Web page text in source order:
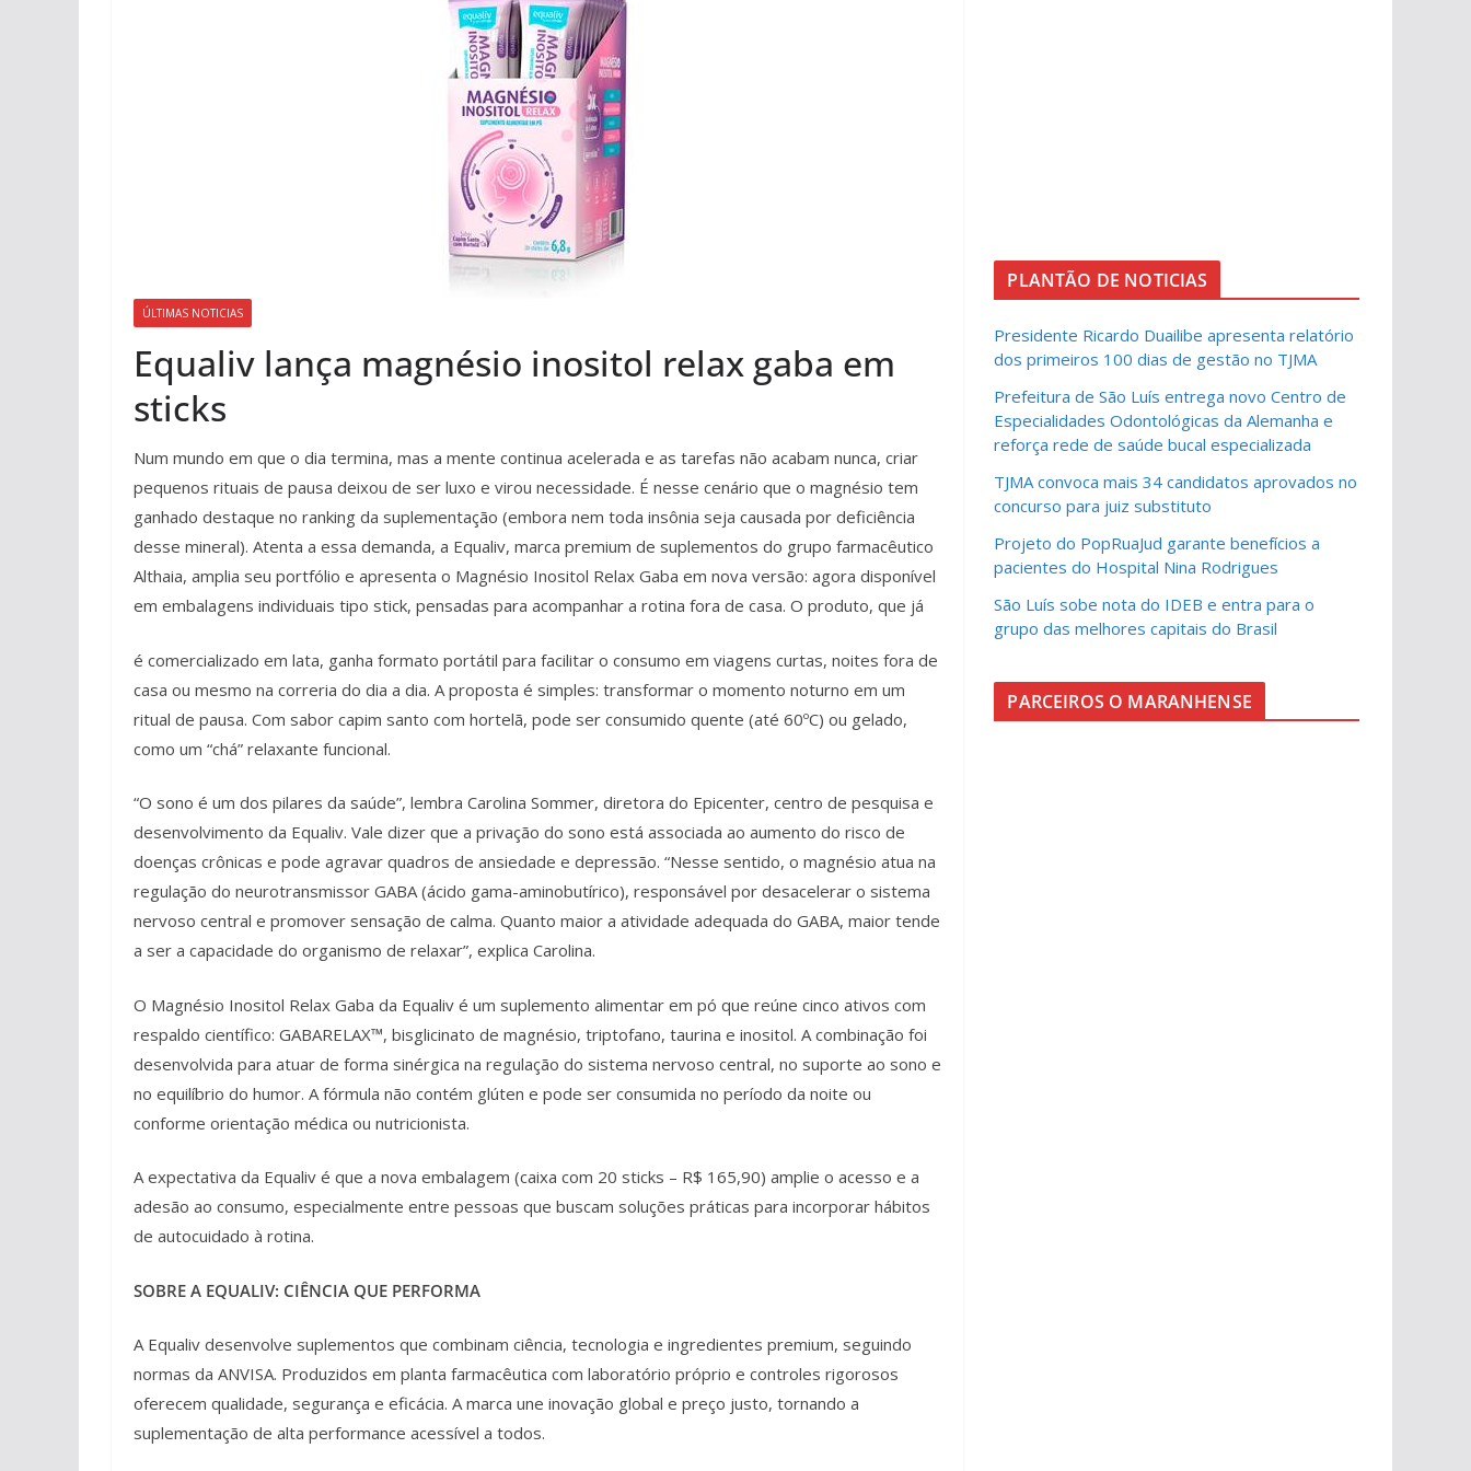
ÚLTIMAS NOTICIAS
Equaliv lança magnésio inositol relax gaba em
sticks
Num mundo em que o dia termina, mas a mente continua acelerada e as tarefas não acabam nunca, criar
pequenos rituais de pausa deixou de ser luxo e virou necessidade. É nesse cenário que o magnésio tem
ganhado destaque no ranking da suplementação (embora nem toda insônia seja causada por deficiência
desse mineral). Atenta a essa demanda, a Equaliv, marca premium de suplementos do grupo farmacêutico
Althaia, amplia seu portfólio e apresenta o Magnésio Inositol Relax Gaba em nova versão: agora disponível
em embalagens individuais tipo stick, pensadas para acompanhar a rotina fora de casa. O produto, que já
é comercializado em lata, ganha formato portátil para facilitar o consumo em viagens curtas, noites fora de
casa ou mesmo na correria do dia a dia. A proposta é simples: transformar o momento noturno em um
ritual de pausa. Com sabor capim santo com hortelã, pode ser consumido quente (até 60ºC) ou gelado,
como um “chá” relaxante funcional.
“O sono é um dos pilares da saúde”, lembra Carolina Sommer, diretora do Epicenter, centro de pesquisa e
desenvolvimento da Equaliv. Vale dizer que a privação do sono está associada ao aumento do risco de
doenças crônicas e pode agravar quadros de ansiedade e depressão. “Nesse sentido, o magnésio atua na
regulação do neurotransmissor GABA (ácido gama-aminobutírico), responsável por desacelerar o sistema
nervoso central e promover sensação de calma. Quanto maior a atividade adequada do GABA, maior tende
a ser a capacidade do organismo de relaxar”, explica Carolina.
O Magnésio Inositol Relax Gaba da Equaliv é um suplemento alimentar em pó que reúne cinco ativos com
respaldo científico: GABARELAX™, bisglicinato de magnésio, triptofano, taurina e inositol. A combinação foi
desenvolvida para atuar de forma sinérgica na regulação do sistema nervoso central, no suporte ao sono e
no equilíbrio do humor. A fórmula não contém glúten e pode ser consumida no período da noite ou
conforme orientação médica ou nutricionista.
A expectativa da Equaliv é que a nova embalagem (caixa com 20 sticks – R$ 165,90) amplie o acesso e a
adesão ao consumo, especialmente entre pessoas que buscam soluções práticas para incorporar hábitos
de autocuidado à rotina.
SOBRE A EQUALIV: CIÊNCIA QUE PERFORMA
A Equaliv desenvolve suplementos que combinam ciência, tecnologia e ingredientes premium, seguindo
normas da ANVISA. Produzidos em planta farmacêutica com laboratório próprio e controles rigorosos
oferecem qualidade, segurança e eficácia. A marca une inovação global e preço justo, tornando a
suplementação de alta performance acessível a todos.
PLANTÃO DE NOTICIAS
Presidente Ricardo Duailibe apresenta relatório
dos primeiros 100 dias de gestão no TJMA
Prefeitura de São Luís entrega novo Centro de
Especialidades Odontológicas da Alemanha e
reforça rede de saúde bucal especializada
TJMA convoca mais 34 candidatos aprovados no
concurso para juiz substituto
Projeto do PopRuaJud garante benefícios a
pacientes do Hospital Nina Rodrigues
São Luís sobe nota do IDEB e entra para o
grupo das melhores capitais do Brasil
PARCEIROS O MARANHENSE